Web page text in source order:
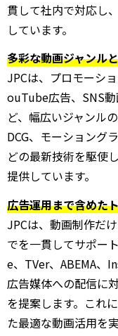
貫して社内で対応し
しています。
多彩な動画ジャンル
JPCは、プロモーシ
ouTube広告、SNS
ど、幅広いジャンル
DCG、モーショング
どの最新技術を駆使
提供しています。
広告運用まで含めた
JPCは、動画制作だ
でを一貫してサポー
e、TVer、ABEMA、
広告媒体への配信に
を提案します。これ
た最適な動画活用を